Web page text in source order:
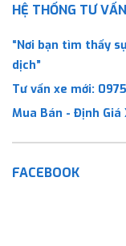
HỆ THỐNG TƯ
“Nơi bạn tìm thấy
dịch”
Tư vấn xe mới:
Mua Bán - Định Giá
FACEBOOK